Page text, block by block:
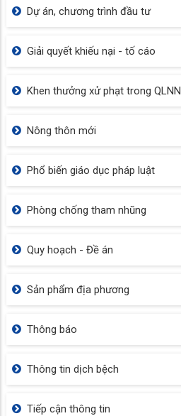
Dự án, chương trình đầu tư
Giải quyết khiếu nại - tố cáo
Khen thưởng xử phạt trong QLNN
Nông thôn mới
Phổ biến giáo dục pháp luật
Phòng chống tham nhũng
Quy hoạch - Đề án
Sản phẩm địa phương
Thông báo
Thông tin dịch bệch
Tiếp cận thông tin